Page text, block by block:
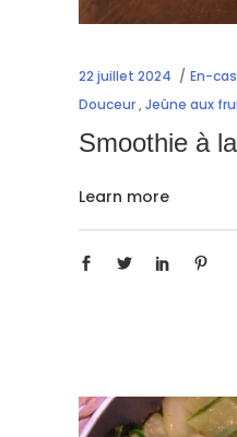
22 juillet 2024 En-cas
Douceur,Jeûne aux
Smoothie à
Learn more